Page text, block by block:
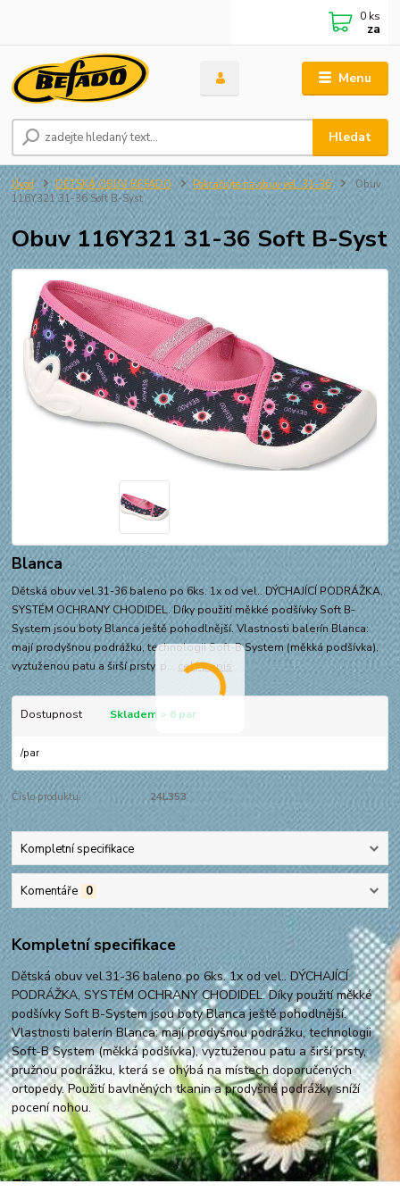
Menu
Hledat
0 ks
za
Úvod DĚTSKÁ OBUV BEFADO Pokračujte na obuv vel. 31-36
Obuv
116Y321 31-36 Soft B-Syst
Obuv 116Y321 31-36 Soft B-Syst
Blanca
Dětská obuv vel.31-36 baleno po 6ks. 1x od vel.. DÝCHAJÍCÍ PODRÁŽKA,
SYSTÉM OCHRANY CHODIDEL. Díky použití měkké podšívky Soft B-
System jsou boty Blanca ještě pohodlnější. Vlastnosti balerín Blanca:
mají prodyšnou podrážku, technologii Soft-B System (měkká podšívka),
vyztuženou patu a širší prsty, p... celý popis
Dostupnost Skladem > 6 par
/par
Číslo produktu: 24L353
Kompletní specifikace
Komentáře 0
Kompletní specifikace
Dětská obuv vel.31-36 baleno po 6ks. 1x od vel.. DÝCHAJÍCÍ
PODRÁŽKA, SYSTÉM OCHRANY CHODIDEL. Díky použití měkké
podšívky Soft B-System jsou boty Blanca ještě pohodlnější.
Vlastnosti balerín Blanca: mají prodyšnou podrážku, technologii
Soft-B System (měkká podšívka), vyztuženou patu a širší prsty,
pružnou podrážku, která se ohýbá na místech doporučených
ortopedy. Použití bavlněných tkanin a prodyšné podrážky sníží
pocení nohou.
Zboží zařazeno v kategoriích